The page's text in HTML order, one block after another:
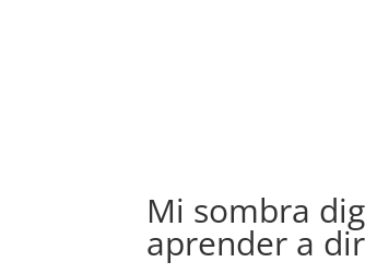
Mi sombra
aprender a